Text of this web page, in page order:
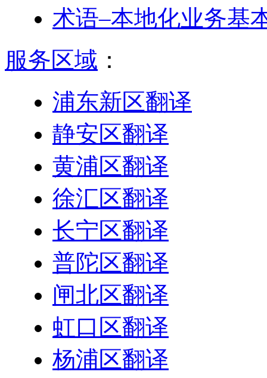
术语–本地化业务基
服务区域 ：
浦东新区翻译
静安区翻译
黄浦区翻译
徐汇区翻译
长宁区翻译
普陀区翻译
闸北区翻译
虹口区翻译
杨浦区翻译